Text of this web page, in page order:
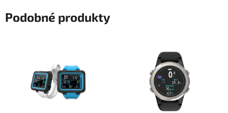
Podobné produkty